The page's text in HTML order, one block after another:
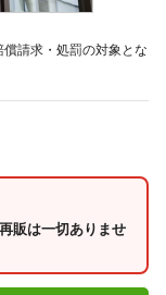
請求・処罰の対象とな
販は一切ありませ